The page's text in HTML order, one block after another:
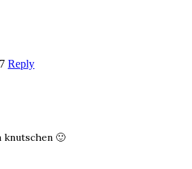
Reply
knutschen 🙂